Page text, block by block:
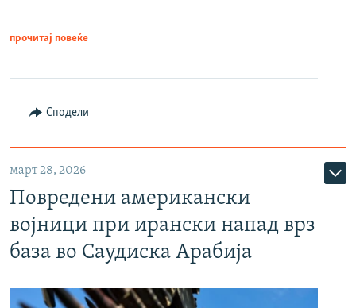
прочитај повеќе
Сподели
март 28, 2026
Повредени американски
војници при ирански напад врз
база во Саудиска Арабија